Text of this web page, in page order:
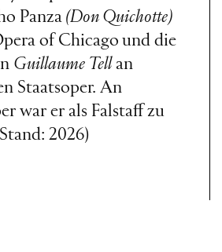
Panza (Don Quichotte)
of Chicago und die
Guillaume Tell an
Staatsoper. An
war er als Falstaff zu
2026)